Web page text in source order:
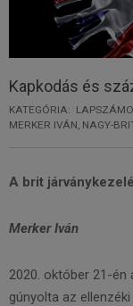
Kapkodás és
KATEGÓRIA:
MERKER IVÁN NAGY-
A brit
Merker Iván
2020. október 21­-
gúnyolta az